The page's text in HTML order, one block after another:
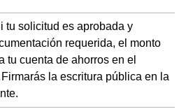
tu solicitud es aprobada y
requerida, el monto
tu cuenta de ahorros en el
la escritura pública en la